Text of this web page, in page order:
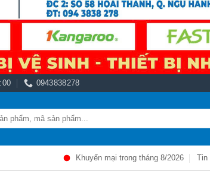
0943838278
Khuyến mại trong tháng 8/2026 Tin